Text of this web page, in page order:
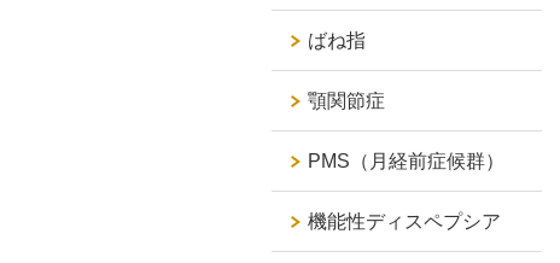
ばね指
顎関節症
PMS（月経前症候群）
機能性ディスペプシア